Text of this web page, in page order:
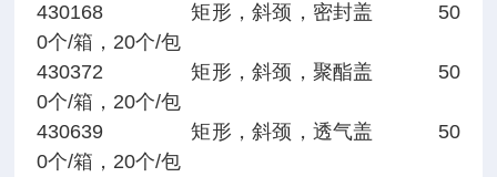
430168 矩形，斜颈，密封盖 50
0个/箱，20个/包
430372 矩形，斜颈，聚酯盖 50
0个/箱，20个/包
430639 矩形，斜颈，透气盖 50
0个/箱，20个/包